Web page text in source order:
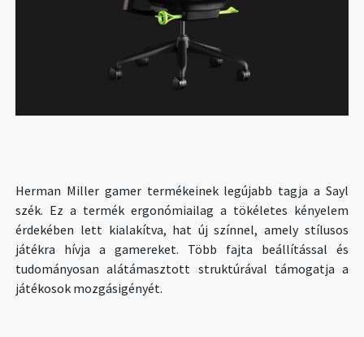
Herman Miller gamer termékeinek legújabb tagja a Sayl
szék. Ez a termék ergonómiailag a tökéletes kényelem
érdekében lett kialakítva, hat új színnel, amely stílusos
játékra hívja a gamereket. Több fajta beállítással és
tudományosan alátámasztott struktúrával támogatja a
játékosok mozgásigényét.